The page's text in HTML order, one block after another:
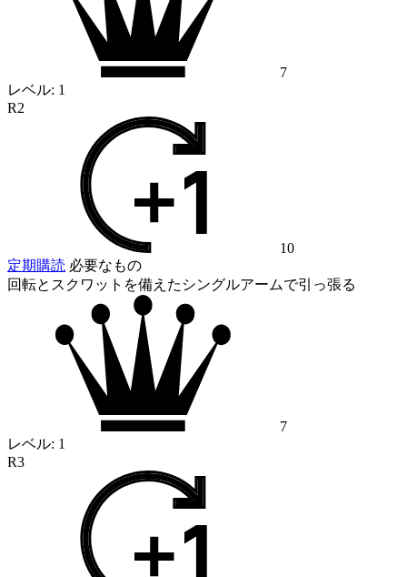
7
レベル: 1
R2
10
定期購読 必要なもの
回転とスクワットを備えたシングルアームで引っ張る
7
レベル: 1
R3